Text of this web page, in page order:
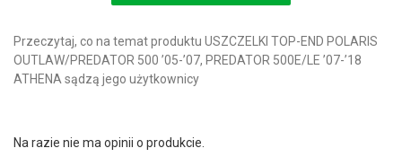
Przeczytaj, co na temat produktu USZCZELKI TOP-END POLARIS
OUTLAW/PREDATOR 500 ’05-’07, PREDATOR 500E/LE ’07-’18
ATHENA sądzą jego użytkownicy
Na razie nie ma opinii o produkcie.